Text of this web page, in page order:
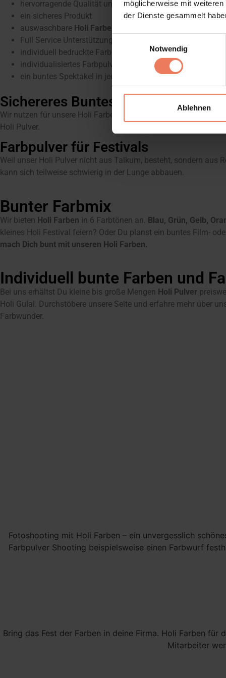
möglicherweise mit
der Dienste gesammelt
Einwilligungsauswahl
Notwendig
Ablehnen
hervorragende Qualität und Farbintensität
ein sicheres Produkt
auswaschbare Holi Farben
Full Service Unterstützung bei der Festivalplanung
individuell bedruckte Farbbeutel
individualisiertes Farbpulver
ein buntes Spektakel in jeder Größe
Sichereres Buntes Farbpulver
Wir nutzen für unsere Holi Farben Reismehl & Maismehl und
Holi Pulver.
Farbpulver für Festivals
Weil unser Holi Pulver nicht aus Talkum, besteht, sondern aus
kann sich teilweise schwierig in der Lunge abbauen.
Bunter Farbmix
Wir bieten Holi Farben in 6 Farbtönen an. Blau, Grün, Gelb,
kleines Holi Festival feiern? Oder Du planst ein buntes Film-
mach Dich bunt mit unseren Holi Farben.
Individuell bunte Farben und
Bei uns erhältst Du kleine bis große Mengen Holi Pulver
Holi Gulal. Durchstöbere unsere Seite und erfahre mehr über
Farbwunder.
Fotoshooting mit Holi Farben – ein unvergesslich
Farbpulver Shooting beispielsweise einen Farbwurf
Bring das Fest der Farben in deine Firma. Holi Farben
Mitarbeiter